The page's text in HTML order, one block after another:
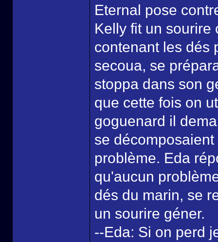
Eternal pose
Kelly fit un sourire
contenant les dés
secoua, se
stoppa dans son
que cette fois on
goguenard il
se
problème. Eda
qu'aucun
dés du marin, se
un sourire géner.
--Eda: Si on perd